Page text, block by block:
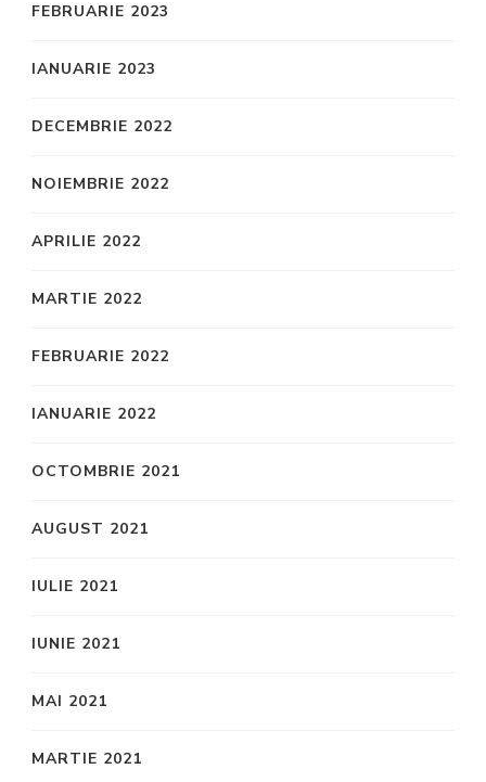
FEBRUARIE 2023
IANUARIE 2023
DECEMBRIE 2022
NOIEMBRIE 2022
APRILIE 2022
MARTIE 2022
FEBRUARIE 2022
IANUARIE 2022
OCTOMBRIE 2021
AUGUST 2021
IULIE 2021
IUNIE 2021
MAI 2021
MARTIE 2021